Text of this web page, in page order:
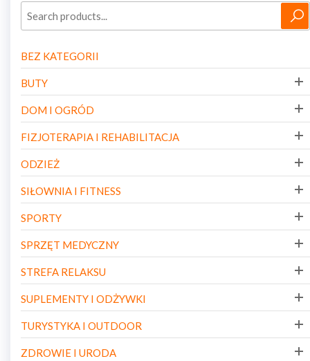
BEZ KATEGORII
BUTY
DOM I OGRÓD
FIZJOTERAPIA I REHABILITACJA
ODZIEŻ
SIŁOWNIA I FITNESS
SPORTY
SPRZĘT MEDYCZNY
STREFA RELAKSU
SUPLEMENTY I ODŻYWKI
TURYSTYKA I OUTDOOR
ZDROWIE I URODA